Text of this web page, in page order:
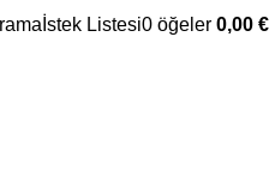
İstek Listesi0 öğeler 0,00 €